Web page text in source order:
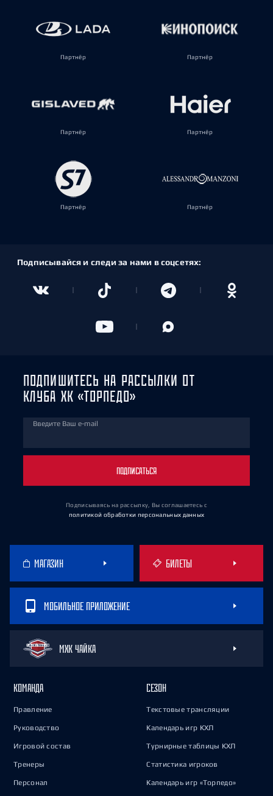
Партнёр Партнёр
Партнёр Партнёр
Партнёр Партнёр
Подписывайся и следи за нами в соцсетях:
ПОДПИШИТЕСЬ НА РАССЫЛКИ ОТ
КЛУБА ХК «ТОРПЕДО»
Введите Ваш e-mail
ПОДПИСАТЬСЯ
Подписываясь на рассылку, Вы соглашаетесь с
политикой обработки персональных данных
МАГАЗИН БИЛЕТЫ
МОБИЛЬНОЕ ПРИЛОЖЕНИЕ
МХК ЧАЙКА
КОМАНДА
Правление
Руководство
Игровой состав
Тренеры
Персонал
СЕЗОН
Текстовые трансляции
Календарь игр КХЛ
Турнирные таблицы КХЛ
Статистика игроков
Календарь игр «Торпедо»